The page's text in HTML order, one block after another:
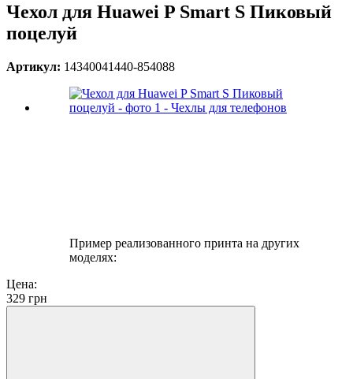
Чехол для Huawei P Smart S Пиковый
поцелуй
Артикул: 14340041440-854088
Пример реализованного принта на других
моделях:
Цена:
329 грн